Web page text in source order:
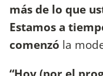
más de lo que
Estamos a
comenzó la